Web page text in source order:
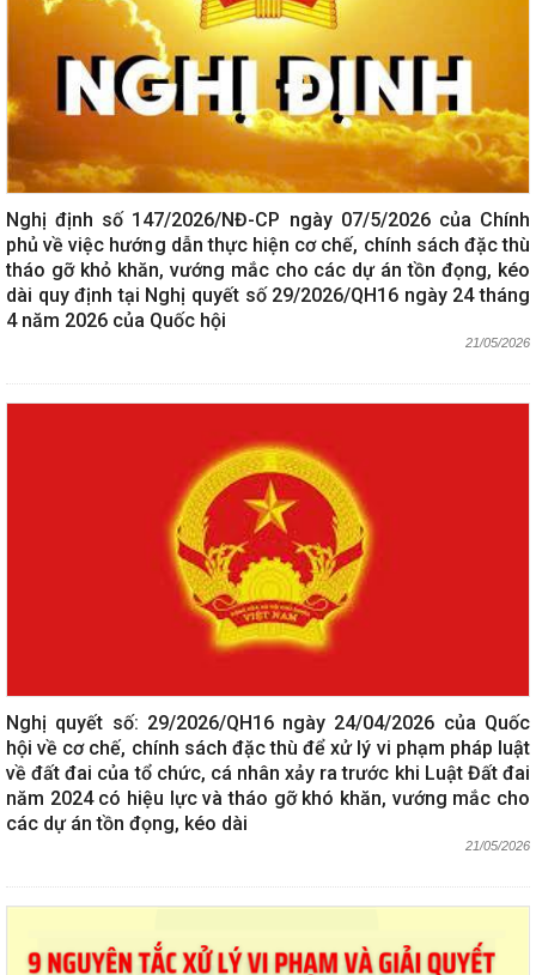
Nghị định số 147/2026/NĐ-CP ngày 07/5/2026 của Chính
phủ về việc hướng dẫn thực hiện cơ chế, chính sách đặc thù
tháo gỡ khỏ khăn, vướng mắc cho các dự án tồn đọng, kéo
dài quy định tại Nghị quyết số 29/2026/QH16 ngày 24 tháng
4 năm 2026 của Quốc hội
21/05/2026
Nghị quyết số: 29/2026/QH16 ngày 24/04/2026 của Quốc
hội về cơ chế, chính sách đặc thù để xử lý vi phạm pháp luật
về đất đai của tổ chức, cá nhân xảy ra trước khi Luật Đất đai
năm 2024 có hiệu lực và tháo gỡ khó khăn, vướng mắc cho
các dự án tồn đọng, kéo dài
21/05/2026